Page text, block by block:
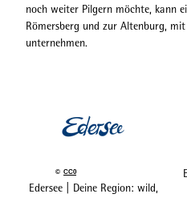
noch weiter Pilgern möchte, kann
Römersberg und zur Altenburg,
unternehmen.
© CC0
Edersee | Deine Region: wild,